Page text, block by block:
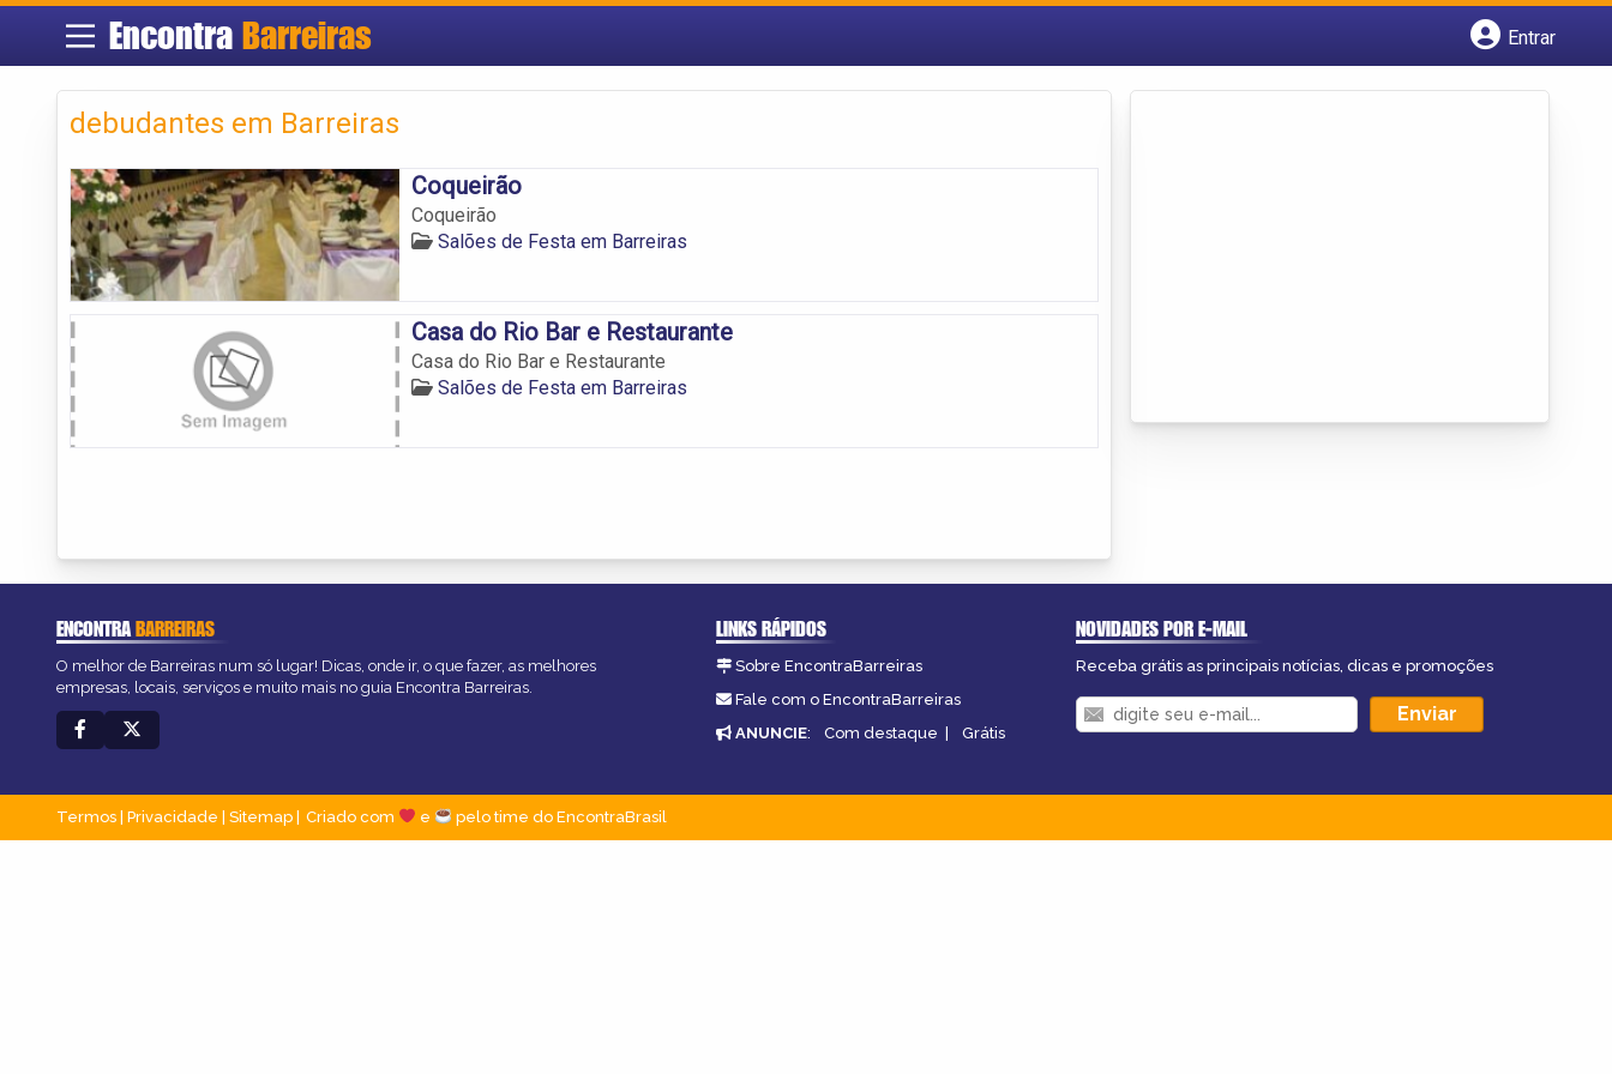
Encontra Barreiras
Entrar
debudantes em Barreiras
Coqueirão
Coqueirão
Salões de Festa em Barreiras
Casa do Rio Bar e Restaurante
Casa do Rio Bar e Restaurante
Salões de Festa em Barreiras
ENCONTRABARREIRAS
O melhor de Barreiras num só lugar! Dicas, onde ir, o que fazer, as melhores
empresas, locais, serviços e muito mais no guia Encontra Barreiras.
LINKS RÁPIDOS
Sobre EncontraBarreiras
Fale com o EncontraBarreiras
ANUNCIE: Com destaque | Grátis
NOVIDADES POR E-MAIL
Receba grátis as principais notícias, dicas e promoções
Termos Privacidade Sitemap Criado com e pelo time do EncontraBrasil